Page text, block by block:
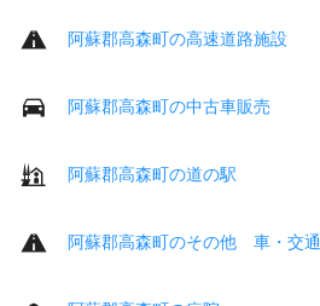
阿蘇郡高森町の高速道路施設
阿蘇郡高森町の中古車販売
阿蘇郡高森町の道の駅
阿蘇郡高森町のその他 車・交通